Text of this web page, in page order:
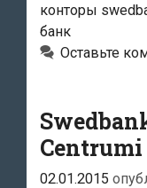
конторы
банк
Оставьте
02.01.2015